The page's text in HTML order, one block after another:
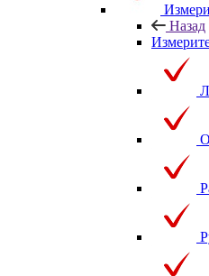
Назад